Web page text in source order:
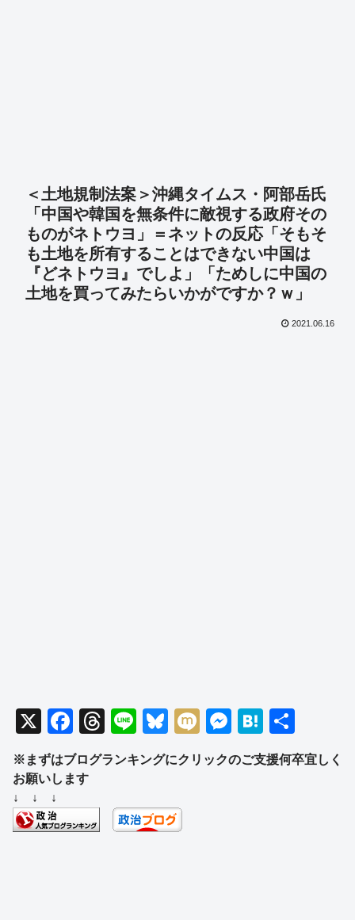
＜土地規制法案＞沖縄タイムス・阿部岳氏
「中国や韓国を無条件に敵視する政府その
ものがネトウヨ」＝ネットの反応「そもそ
も土地を所有することはできない中国は
『どネトウヨ』でしよ」「ためしに中国の
土地を買ってみたらいかがですか？ｗ」
2021.06.16
X
F
a
c
b
T
hr
e
d
Li
n
e
Bl
e
y
M
ixi
M
ss
H
at
e
有
※まずはブログランキングにクリックのご支援何卒宜しく
お願いします
↓ ↓ ↓